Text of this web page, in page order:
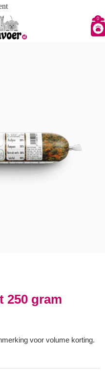
0
250 gram
voor volume korting.